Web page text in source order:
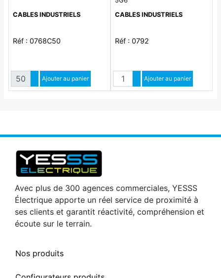
CABLES INDUSTRIELS
Réf : 0768C50
QuantitéAugmenter quantité
Diminuer quantité
Ajouter au panier
CABLES INDUSTRIELS
Réf : 0792
QuantitéAugmenter quantité
Diminuer quantité
Ajouter au panier
Avec plus de 300 agences commerciales, YESSS
Électrique apporte un réel service de proximité à
ses clients et garantit réactivité, compréhension et
écoute sur le terrain.
Nos produits